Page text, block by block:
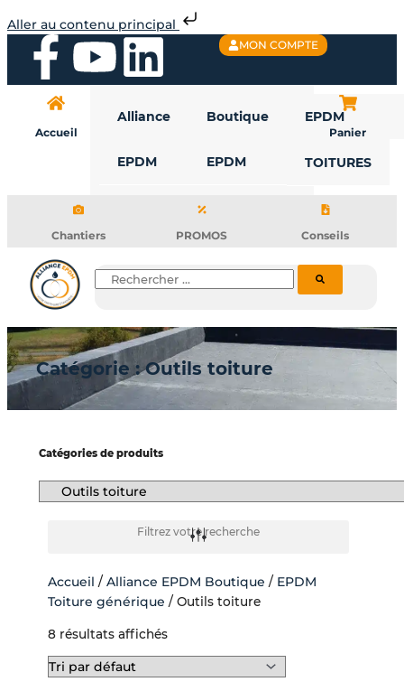
Aller au contenu principal
au
contenuF
a
c
b
o
o
k
-
f
Y
o
u
u
b
e
L
i
n
d
i
n
MON COMPTE
Accueil
Alliance
EPDM
Boutique
EPDM
EPDM
TOITURES
Panier
Chantiers PROMOS Conseils
Rechercher
Catégorie : Outils toiture
Catégories de produits
Filtrez votre recherche
Accueil / Alliance EPDM Boutique / EPDM
Toiture générique / Outils toiture
8 résultats affichés